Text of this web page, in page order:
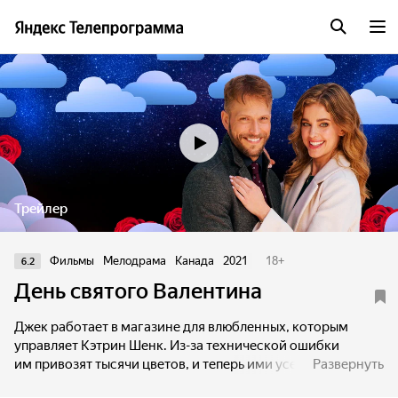
Трейлер
6.2 Фильмы Мелодрама Канада 2021 18+
День святого Валентина
Джек работает в магазине для влюбленных, которым
управляет Кэтрин Шенк. Из-за технической ошибки
им привозят тысячи цветов, и теперь ими усеян весьРазвернуть